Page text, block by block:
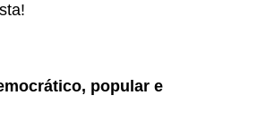
popular e